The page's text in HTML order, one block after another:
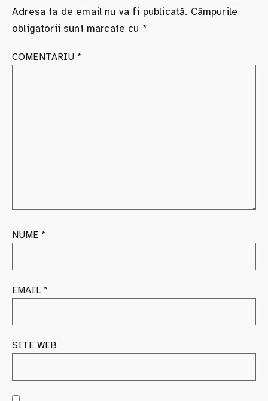
Adresa ta de email nu va fi publicată. Câmpurile
obligatorii sunt marcate cu *
COMENTARIU *
NUME *
EMAIL *
SITE WEB